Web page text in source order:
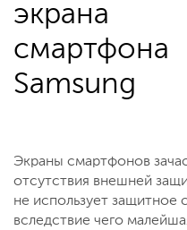
экрана
смартфона
Samsung
Экраны смартфонов
отсутствия внешней
не использует защитное
вследствие чего